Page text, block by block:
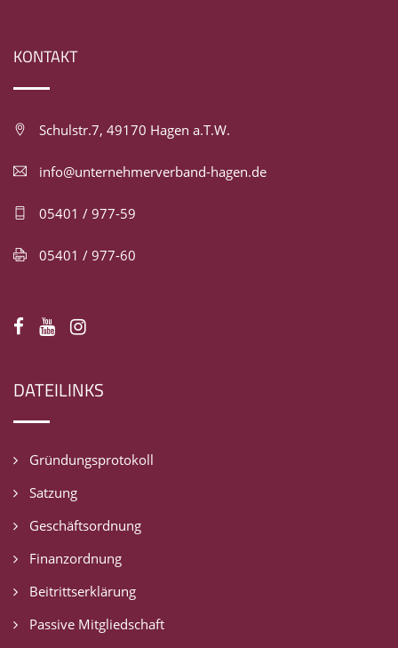
KONTAKT
Schulstr.7, 49170 Hagen a.T.W.
info@unternehmerverband-hagen.de
05401 / 977-59
05401 / 977-60
DATEILINKS
Gründungsprotokoll
Satzung
Geschäftsordnung
Finanzordnung
Beitrittserklärung
Passive Mitgliedschaft